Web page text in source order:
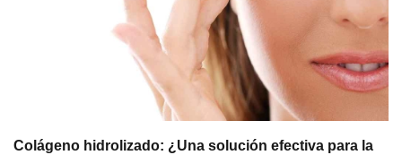
Colágeno hidrolizado: ¿Una solución efectiva para la